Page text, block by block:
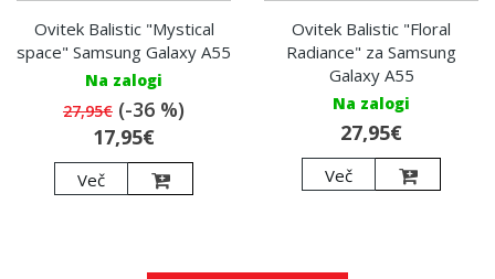
Ovitek Balistic "Mystical
space" Samsung Galaxy A55
Na zalogi
27,95€ (-36 %)
17,95€
Več
Ovitek Balistic "Floral
Radiance" za Samsung
Galaxy A55
Na zalogi
27,95€
Več